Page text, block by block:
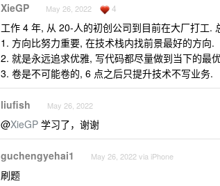
XieGP May 26, 2022 4
工作 4 年, 从 20-人的初创公司到目前在大厂打工.
1. 方向比努力重要, 在技术栈内找前景最好的方向.
2. 就是永远追求优雅, 写代码都尽量做到当下的最
3. 卷是不可能卷的, 6 点之后只提升技术不写业务.
liufish May 26, 2022
@XieGP 学习了，谢谢
guchengyehai1 May 26, 2022 via iPhone
刷题